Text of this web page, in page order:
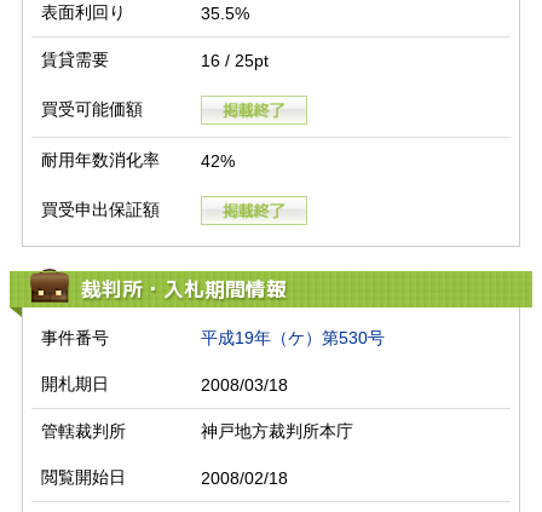
表面利回り 35.5%
賃貸需要 16 / 25pt
買受可能価額
耐用年数消化率 42%
買受申出保証額
裁判所・入札期間情報
事件番号 平成19年（ケ）第530号
開札期日 2008/03/18
管轄裁判所 神戸地方裁判所本庁
閲覧開始日 2008/02/18